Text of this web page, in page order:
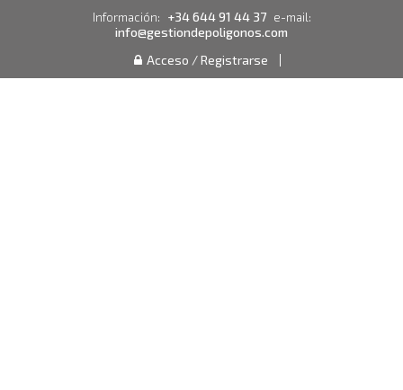
Información: +34 644 91 44 37 e-mail:
info@gestiondepoligonos.com
Acceso / Registrarse